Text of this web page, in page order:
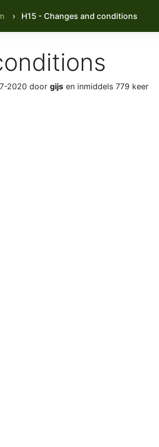
› H15 - Changes and conditions
2020 door gijs en inmiddels 779 keer